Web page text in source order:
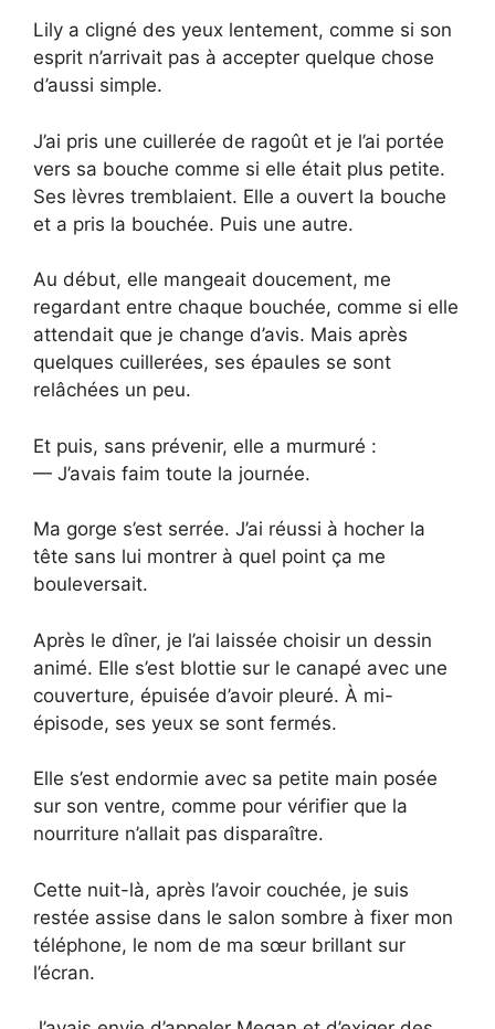
Lily a cligné des yeux lentement, comme si son
esprit n’arrivait pas à accepter quelque chose
d’aussi simple.
J’ai pris une cuillerée de ragoût et je l’ai portée
vers sa bouche comme si elle était plus petite.
Ses lèvres tremblaient. Elle a ouvert la bouche
et a pris la bouchée. Puis une autre.
Au début, elle mangeait doucement, me
regardant entre chaque bouchée, comme si elle
attendait que je change d’avis. Mais après
quelques cuillerées, ses épaules se sont
relâchées un peu.
Et puis, sans prévenir, elle a murmuré :
— J’avais faim toute la journée.
Ma gorge s’est serrée. J’ai réussi à hocher la
tête sans lui montrer à quel point ça me
bouleversait.
Après le dîner, je l’ai laissée choisir un dessin
animé. Elle s’est blottie sur le canapé avec une
couverture, épuisée d’avoir pleuré. À mi-
épisode, ses yeux se sont fermés.
Elle s’est endormie avec sa petite main posée
sur son ventre, comme pour vérifier que la
nourriture n’allait pas disparaître.
Cette nuit-là, après l’avoir couchée, je suis
restée assise dans le salon sombre à fixer mon
téléphone, le nom de ma sœur brillant sur
l’écran.